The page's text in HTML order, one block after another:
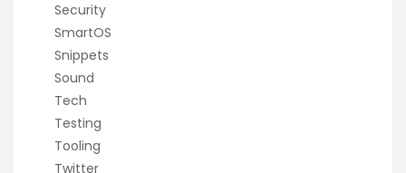
Security
SmartOS
Snippets
Sound
Tech
Testing
Tooling
Twitter